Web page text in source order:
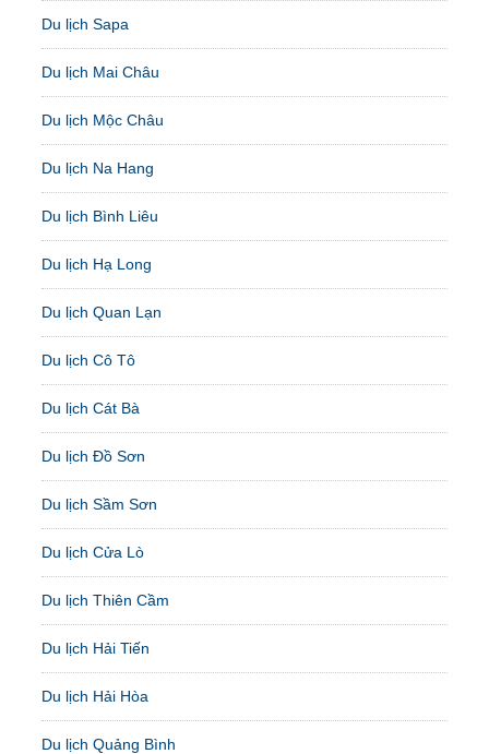
Du lịch Sapa
Du lịch Mai Châu
Du lịch Mộc Châu
Du lịch Na Hang
Du lịch Bình Liêu
Du lịch Hạ Long
Du lịch Quan Lạn
Du lịch Cô Tô
Du lịch Cát Bà
Du lịch Đồ Sơn
Du lịch Sầm Sơn
Du lịch Cửa Lò
Du lịch Thiên Cầm
Du lịch Hải Tiến
Du lịch Hải Hòa
Du lịch Quảng Bình